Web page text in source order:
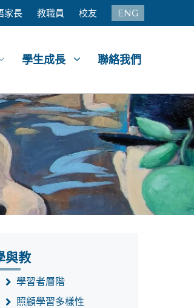
家長 教職員 校友 ENG
學生成長 聯絡我們
與教
學習者層階
照顧學習多樣性